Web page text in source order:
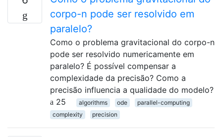
corpo-n pode ser resolvido em
paralelo?
Como o problema gravitacional do corpo-n
pode ser resolvido numericamente em
paralelo? É possível compensar a
complexidade da precisão? Como a
precisão influencia a qualidade do modelo?
25
algorithms ode
parallel-computing
complexity
precision